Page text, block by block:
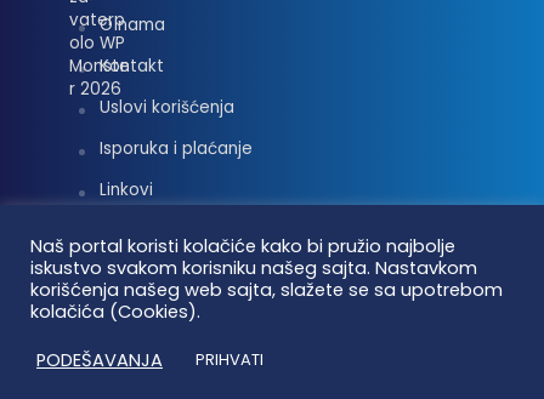
O nama
Kontakt
Uslovi korišćenja
Isporuka i plaćanje
Linkovi
Vaterpolo vesti © 2026. Sva prava zadržana.
Naš portal koristi kolačiće kako bi pružio najbolje
iskustvo svakom korisniku našeg sajta. Nastavkom
korišćenja našeg web sajta, slažete se sa upotrebom
kolačića (Cookies).
PODEŠAVANJA
PRIHVATI